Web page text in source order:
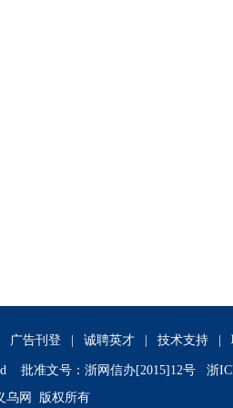
广告刊登 诚聘英才 技术支持
批准文号：浙网信办[2015]12号 浙
乌网
版权所有